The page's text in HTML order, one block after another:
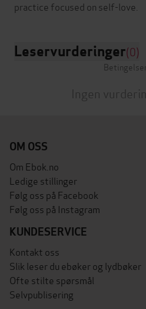
Leservurderinger(0)
Ingen
OM OSS
Om Ebok.no
Ledige stillinger
Følg oss på Facebook
Følg oss på Instagram
KUNDESERVICE
Kontakt oss
Slik leser du ebøker og lydbøker
Ofte stilte spørsmål
Selvpublisering